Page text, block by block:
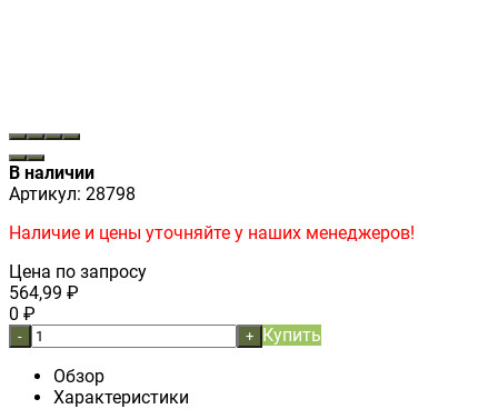
В наличии
Артикул: 28798
Наличие и цены уточняйте у наших менеджеров!
Цена по запросу
564,99 ₽
0 ₽
- + Купить
Обзор
Характеристики